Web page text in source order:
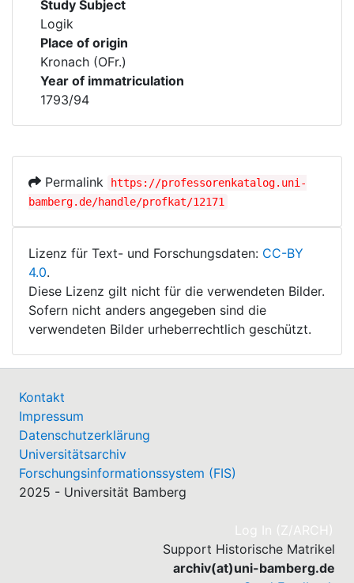
Study Subject
Logik
Place of origin
Kronach (OFr.)
Year of immatriculation
1793/94
Permalink
https://professorenkatalog.uni-
bamberg.de/handle/profkat/12171
Lizenz für Text- und Forschungsdaten: CC-BY
4.0.
Diese Lizenz gilt nicht für die verwendeten Bilder.
Sofern nicht anders angegeben sind die
verwendeten Bilder urheberrechtlich geschützt.
Kontakt
Impressum
Datenschutzerklärung
Universitätsarchiv
Forschungsinformationssystem (FIS)
2025 - Universität Bamberg
Log In (Z/ARCH)
Support Historische Matrikel
archiv(at)uni-bamberg.de